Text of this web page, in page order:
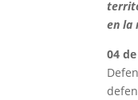
en la
04